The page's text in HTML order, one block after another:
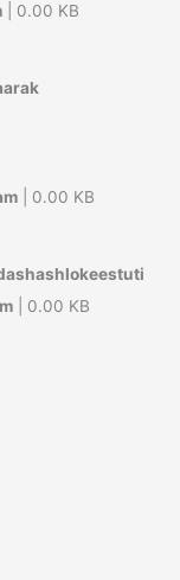
| 0.00 KB
| 0.00 KB
dashashlokeestuti
| 0.00 KB